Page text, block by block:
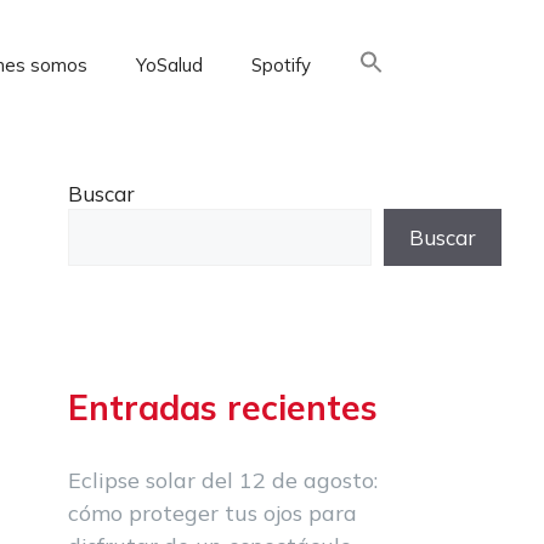
somos YoSalud Spotify
Buscar
Buscar
Entradas recientes
Eclipse solar del 12 de agosto:
cómo proteger tus ojos para